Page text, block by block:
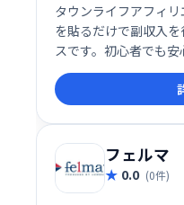
タウンライフアフィ
を貼るだけで副収入
スです。初心者でも
率案件が多数あり、
クに応じて報酬もアッ
おすすめです。
フェルマ
0.0 (0件)